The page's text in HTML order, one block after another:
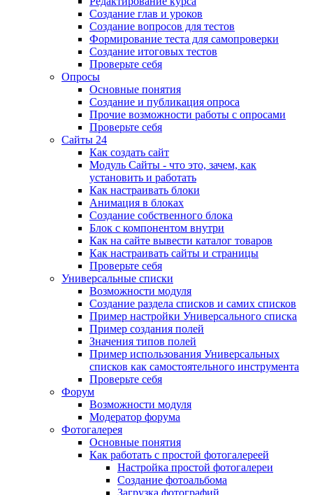
Создание глав и уроков
Создание вопросов для тестов
Формирование теста для самопроверки
Создание итоговых тестов
Проверьте себя
Опросы
Основные понятия
Создание и публикация опроса
Прочие возможности работы с опросами
Проверьте себя
Сайты 24
Как создать сайт
Модуль Сайты - что это, зачем, как
установить и работать
Как настраивать блоки
Анимация в блоках
Создание собственного блока
Блок с компонентом внутри
Как на сайте вывести каталог товаров
Как настраивать сайты и страницы
Проверьте себя
Универсальные списки
Возможности модуля
Создание раздела списков и самих списков
Пример настройки Универсального списка
Пример создания полей
Значения типов полей
Пример использования Универсальных
списков как самостоятельного инструмента
Проверьте себя
Форум
Возможности модуля
Модератор форума
Фотогалерея
Основные понятия
Как работать с простой фотогалереей
Настройка простой фотогалереи
Создание фотоальбома
Загрузка фотографий